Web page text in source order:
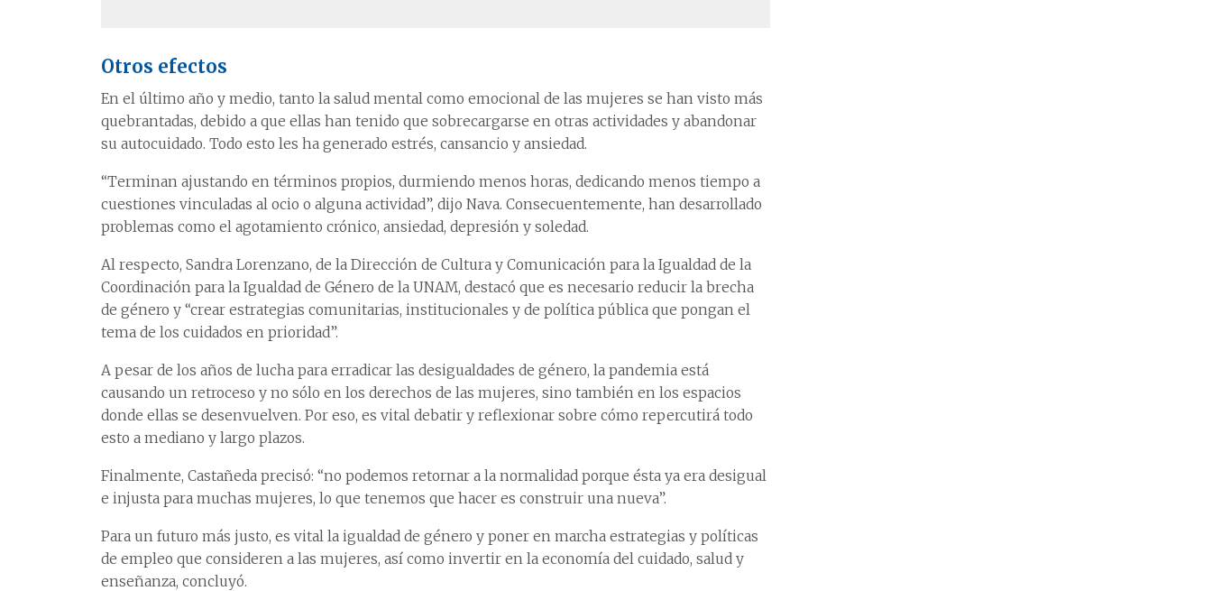
Otros efectos
En el último año y medio, tanto la salud mental como emocional de las mujeres se han visto más
quebrantadas, debido a que ellas han tenido que sobrecargarse en otras actividades y abandonar
su autocuidado. Todo esto les ha generado estrés, cansancio y ansiedad.
“Terminan ajustando en términos propios, durmiendo menos horas, dedicando menos tiempo a
cuestiones vinculadas al ocio o alguna actividad”, dijo Nava. Consecuentemente, han desarrollado
problemas como el agotamiento crónico, ansiedad, depresión y soledad.
Al respecto, Sandra Lorenzano, de la Dirección de Cultura y Comunicación para la Igualdad de la
Coordinación para la Igualdad de Género de la UNAM, destacó que es necesario reducir la brecha
de género y “crear estrategias comunitarias, institucionales y de política pública que pongan el
tema de los cuidados en prioridad”.
A pesar de los años de lucha para erradicar las desigualdades de género, la pandemia está
causando un retroceso y no sólo en los derechos de las mujeres, sino también en los espacios
donde ellas se desenvuelven. Por eso, es vital debatir y reflexionar sobre cómo repercutirá todo
esto a mediano y largo plazos.
Finalmente, Castañeda precisó: “no podemos retornar a la normalidad porque ésta ya era desigual
e injusta para muchas mujeres, lo que tenemos que hacer es construir una nueva”.
Para un futuro más justo, es vital la igualdad de género y poner en marcha estrategias y políticas
de empleo que consideren a las mujeres, así como invertir en la economía del cuidado, salud y
enseñanza, concluyó.